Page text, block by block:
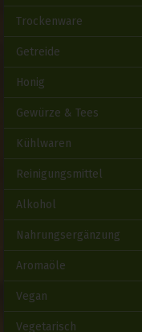
Trockenware
Getreide
Honig
Gewürze & Tees
Kühlwaren
Reinigungsmittel
Alkohol
Nahrungsergänzung
Aromaöle
Vegan
Vegetarisch